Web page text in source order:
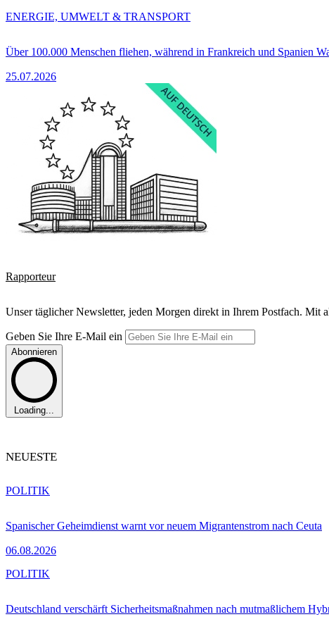
Über 100.000 Menschen fliehen, während in Frankreich und Spanien
25.07.2026
ENERGIE, UMWELT & TRANSPORT
Rapporteur
Unser täglicher Newsletter, jeden Morgen direkt in Ihrem Postfach. Mit
Geben Sie Ihre E-Mail ein
Abonnieren
Loading...
NEUESTE
Spanischer Geheimdienst warnt vor neuem Migrantenstrom nach Ceuta
06.08.2026
POLITIK
Deutschland verschärft Sicherheitsmaßnahmen nach mutmaßlichem
POLITIK